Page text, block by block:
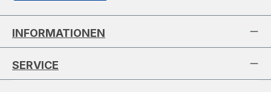
INFORMATIONEN
SERVICE